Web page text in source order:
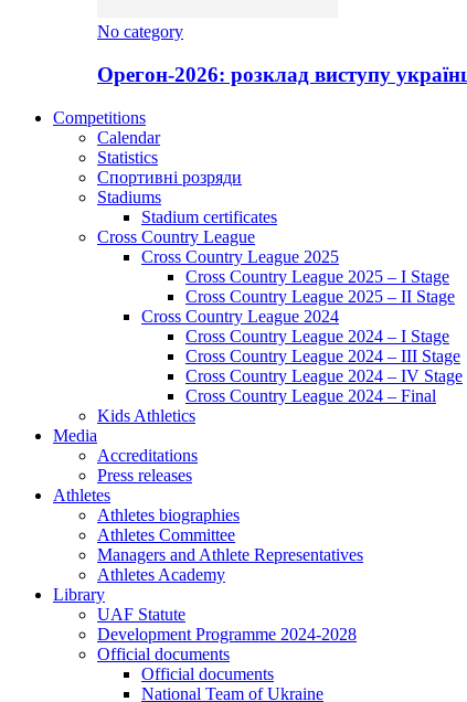
No category
Орегон-2026: розклад виступу
Competitions
Calendar
Statistics
Спортивні розряди
Stadiums
Stadium certificates
Cross Country League
Cross Country League 2025
Cross Country League 2025 – I Stage
Cross Country League 2025 – II Stage
Cross Country League 2024
Cross Country League 2024 – I Stage
Cross Country League 2024 – III Stage
Cross Country League 2024 – IV Stage
Cross Country League 2024 – Final
Kids Athletics
Media
Accreditations
Press releases
Athletes
Athletes biographies
Athletes Committee
Managers and Athlete Representatives
Athletes Academy
Library
UAF Statute
Development Programme 2024-2028
Official documents
Official documents
National Team of Ukraine